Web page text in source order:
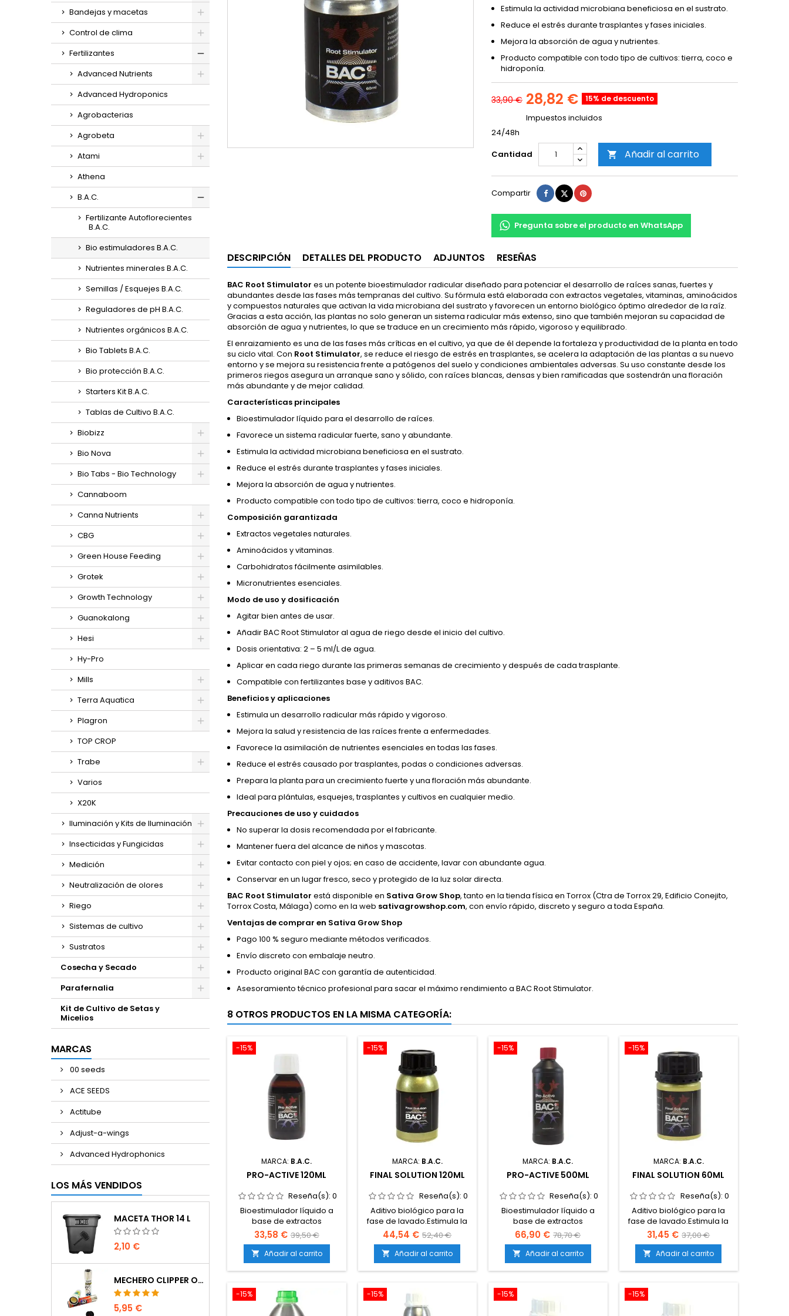
Bandejas y macetas
Control de clima
Fertilizantes
Advanced Nutrients
Advanced Hydroponics
Agrobacterias
Agrobeta
Atami
Athena
B.A.C.
Fertilizante Autoflorecientes
B.A.C.
Bio estimuladores B.A.C.
Nutrientes minerales B.A.C.
Semillas / Esquejes B.A.C.
Reguladores de pH B.A.C.
Nutrientes orgánicos B.A.C.
Bio Tablets B.A.C.
Bio protección B.A.C.
Starters Kit B.A.C.
Tablas de Cultivo B.A.C.
Biobizz
Bio Nova
Bio Tabs - Bio Technology
Cannaboom
Canna Nutrients
CBG
Green House Feeding
Grotek
Growth Technology
Guanokalong
Hesi
Hy-Pro
Mills
Terra Aquatica
Plagron
TOP CROP
Trabe
Varios
X20K
Iluminación y Kits de Iluminación
Insecticidas y Fungicidas
Medición
Neutralización de olores
Riego
Sistemas de cultivo
Sustratos
Cosecha y Secado
Parafernalia
Kit de Cultivo de Setas y
Micelios
MARCAS
00 seeds
ACE SEEDS
Actitube
Adjust-a-wings
Advanced Hydrophonics
LOS MÁS VENDIDOS
MACETA THOR 14 L
2,10 €
MECHERO CLIPPER OCULTACIÓN
5,95 €
Estimula la actividad microbiana beneficiosa en el sustrato.
Reduce el estrés durante trasplantes y fases iniciales.
Mejora la absorción de agua y nutrientes.
Producto compatible con todo tipo de cultivos: tierra, coco e
hidroponía.
33,90 € 28,82 € 15% de descuento
Impuestos incluidos
24/48h
Cantidad
 Añadir al carrito
Compartir Compartir
TuitearPinterest
Pregunta sobre el producto en WhatsApp
DESCRIPCIÓN DETALLES DEL PRODUCTO ADJUNTOS RESEÑAS
BAC Root Stimulator es un potente bioestimulador radicular diseñado para potenciar el desarrollo de raíces sanas, fuertes y
abundantes desde las fases más tempranas del cultivo. Su fórmula está elaborada con extractos vegetales, vitaminas, aminoácidos
y compuestos naturales que activan la vida microbiana del sustrato y favorecen un entorno biológico óptimo alrededor de la raíz.
Gracias a esta acción, las plantas no solo generan un sistema radicular más extenso, sino que también mejoran su capacidad de
absorción de agua y nutrientes, lo que se traduce en un crecimiento más rápido, vigoroso y equilibrado.
El enraizamiento es una de las fases más críticas en el cultivo, ya que de él depende la fortaleza y productividad de la planta en todo
su ciclo vital. Con Root Stimulator, se reduce el riesgo de estrés en trasplantes, se acelera la adaptación de las plantas a su nuevo
entorno y se mejora su resistencia frente a patógenos del suelo y condiciones ambientales adversas. Su uso constante desde los
primeros riegos asegura un arranque sano y sólido, con raíces blancas, densas y bien ramificadas que sostendrán una floración
más abundante y de mejor calidad.
Características principales
Bioestimulador líquido para el desarrollo de raíces.
Favorece un sistema radicular fuerte, sano y abundante.
Estimula la actividad microbiana beneficiosa en el sustrato.
Reduce el estrés durante trasplantes y fases iniciales.
Mejora la absorción de agua y nutrientes.
Producto compatible con todo tipo de cultivos: tierra, coco e hidroponía.
Composición garantizada
Extractos vegetales naturales.
Aminoácidos y vitaminas.
Carbohidratos fácilmente asimilables.
Micronutrientes esenciales.
Modo de uso y dosificación
Agitar bien antes de usar.
Añadir BAC Root Stimulator al agua de riego desde el inicio del cultivo.
Dosis orientativa: 2 – 5 ml/L de agua.
Aplicar en cada riego durante las primeras semanas de crecimiento y después de cada trasplante.
Compatible con fertilizantes base y aditivos BAC.
Beneficios y aplicaciones
Estimula un desarrollo radicular más rápido y vigoroso.
Mejora la salud y resistencia de las raíces frente a enfermedades.
Favorece la asimilación de nutrientes esenciales en todas las fases.
Reduce el estrés causado por trasplantes, podas o condiciones adversas.
Prepara la planta para un crecimiento fuerte y una floración más abundante.
Ideal para plántulas, esquejes, trasplantes y cultivos en cualquier medio.
Precauciones de uso y cuidados
No superar la dosis recomendada por el fabricante.
Mantener fuera del alcance de niños y mascotas.
Evitar contacto con piel y ojos; en caso de accidente, lavar con abundante agua.
Conservar en un lugar fresco, seco y protegido de la luz solar directa.
BAC Root Stimulator está disponible en Sativa Grow Shop, tanto en la tienda física en Torrox (Ctra de Torrox 29, Edificio Conejito,
Torrox Costa, Málaga) como en la web sativagrowshop.com, con envío rápido, discreto y seguro a toda España.
Ventajas de comprar en Sativa Grow Shop
Pago 100 % seguro mediante métodos verificados.
Envío discreto con embalaje neutro.
Producto original BAC con garantía de autenticidad.
Asesoramiento técnico profesional para sacar el máximo rendimiento a BAC Root Stimulator.
8 OTROS PRODUCTOS EN LA MISMA CATEGORÍA:
-15%
MARCA: B.A.C.
PRO-ACTIVE 120ML
Reseña(s):0
Bioestimulador líquido a
base de extractos
vegetales naturales.Activa
procesos fisiológicos clave
en la planta.Mejora la
absorción y transporte de
nutrientes.Refuerza el
resistencia frente al
estrés.Compatible con
33,58 € 39,50 €
 Añadir al carrito
-15%
MARCA: B.A.C.
FINAL SOLUTION 120ML
Reseña(s): 0
Aditivo biológico para la
fase de lavado.Estimula la
microvida del sustrato para
eliminar sales y
excesos.Mejora el sabor,
aroma y calidad final de la
cosecha.Facilita una
raíces.Apto para tierra,
coco e hidroponía.
44,54 € 52,40 €
 Añadir al carrito
-15%
MARCA: B.A.C.
PRO-ACTIVE 500ML
Reseña(s):0
Bioestimulador líquido a
base de extractos
vegetales naturales.Activa
procesos fisiológicos clave
en la planta.Mejora la
absorción y transporte de
nutrientes.Refuerza el
resistencia frente al
66,90 € 78,70 €
 Añadir al carrito
-15%
MARCA: B.A.C.
FINAL SOLUTION 60ML
Reseña(s): 0
Aditivo biológico para la
fase de lavado.Estimula la
microvida del sustrato para
eliminar sales y
excesos.Mejora el sabor,
aroma y calidad final de la
cosecha.Facilita una
raíces.Apto para tierra,
coco e hidroponía.
31,45 € 37,00 €
 Añadir al carrito
-15% -15% -15% -15%